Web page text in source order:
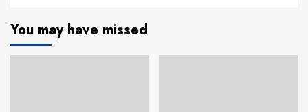
You may have missed